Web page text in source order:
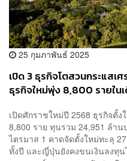
25 กุมภาพันธ์ 2025
เปิด 3 ธุรกิจโตสวนกระแสเ
ธุรกิจใหม่พุ่ง 8,800 รายใน
เปิดศักราชใหม่ปี 2568 ธุรกิจตั้
8,800 ราย ทุนรวม 24,951 ล้า
ไตรมาส 1 คาดจัดตั้งใหม่ทะลุ
ทั้งปี และญี่ปุ่นยังคงขนเงินลงทุ